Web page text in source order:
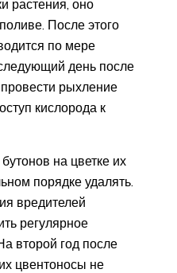
растения, оно
После этого
по мере
день после
рыхление
кислорода к
на цветке их
порядке удалять.
вредителей
регулярное
второй год после
цвентоносы не